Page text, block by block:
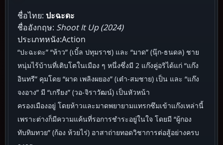
ชื่อไทย: ปะฉะดะ
ชื่ออังกฤษ: Shoot It Up (2024)
ประเภทหนัง:Action
“ปะฉะดะ” “ห้าว” (เบิ้ล ปทุมราช) และ “มาด” (นุ๊ก-ธนดล) ชาย
หนุ่มไร้บ้านที่เติบโตในเมือง ๆ หนึ่งซึ่งมี 2 แก๊งคู่อริได้แก่ “แก๊ง
อินทรี” คุมโดย “ผาด เพลิงผยอง” (เต๋า-สมชาย) เป็น และ “แก๊ง
จงอาง” มี “เกรียง” (วอ-จิราวัฒน์) เป็นหัวหน้า
ครองเมืองอยู่ โดยห้าวและมาดพยายามแทรกซึมเข้าแก๊งเหล่านี้
เพราะต่างก็มีความแค้นที่รอการชำระอยู่ในใจ โดยมี “ผู้กอง
ทับทิมทวย” (ก้อง ห้วยไร่) อาสาถ่ายทอดวิชาการต่อสู้อย่างครบ